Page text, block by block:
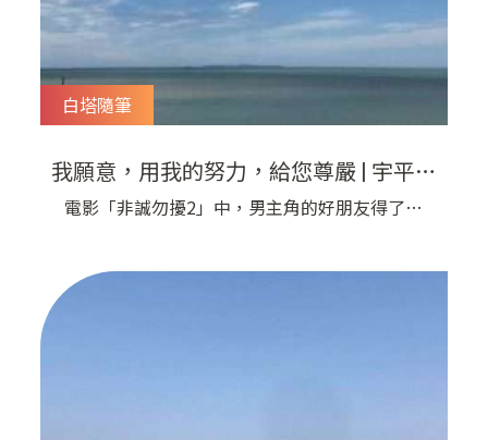
白塔隨筆
我願意，用我的努力，給您尊嚴 | 宇平診
所
電影「非誠勿擾2」中，男主角的好朋友得了絕
嚴！」 當醫師告訴你，他不知道還能做什麼的時
候，你該怎麼辦？ 當醫師告訴你，你還剩幾個月